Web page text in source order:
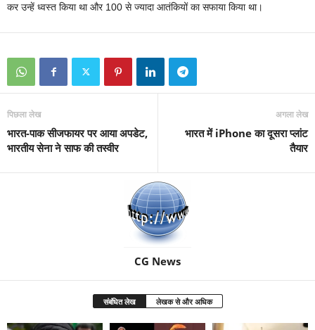
कर उन्हें ध्वस्त किया था और 100 से ज्यादा आतंकियों का सफाया किया था।
पिछला लेख
भारत-पाक सीजफायर पर आया अपडेट,
भारतीय सेना ने साफ की तस्वीर
अगला लेख
भारत में iPhone का दूसरा प्लांट
तैयार
CG News
संबंधित लेख लेखक से और अधिक